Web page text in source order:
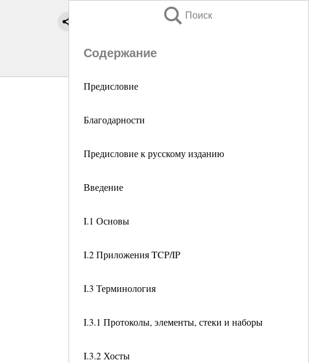
Поиск
Содержание
Предисловие
Благодарности
Предисловие к русскому изданию
Введение
I.1 Основы
I.2 Приложения TCP/IP
I.3 Терминология
I.3.1 Протоколы, элементы, стеки и наборы
I.3.2 Хосты